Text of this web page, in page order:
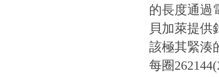
的長度通過
貝加萊提供
該極其緊湊
每圈